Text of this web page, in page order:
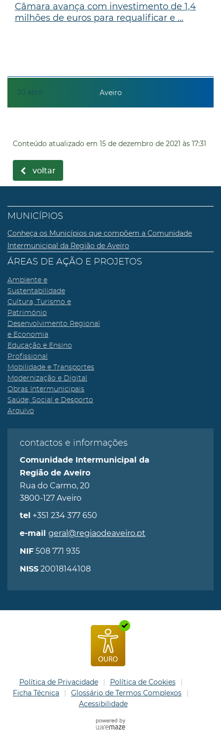
20 abril
Câmara avança com investimento de 1,4
milhões de euros para requalificar e ...
Aveiro
Conteúdo atualizado em 15 de dezembro de 2021 às 17:31
voltar
MUNICÍPIOS
Conheça os Municípios que compõem a Comunidade
Intermunicipal da Região de Aveiro
ÁREAS DE AÇÃO E PROJETOS
Ambiente e
Sustentabilidade
Cultura, Turismo e
Património
Desenvolvimento Regional
e Economia
Educação e Ensino
Profissional
Mobilidade e Transportes
Modernização e Digital
Obras Intermunicipais
Saúde, Social e Desporto
Arquivo
contactos e informações
Comunidade Intermunicipal da
Região de Aveiro
Rua do Carmo, 20
3800-127 Aveiro
tel +351 234 377 650
e-mail geral@regiaodeaveiro.pt
NIF 508 771 935
NISS 20018144108
Política de Privacidade
Política de Cookies
Ficha Técnica
Glossário de Termos Complexos
Acessibilidade